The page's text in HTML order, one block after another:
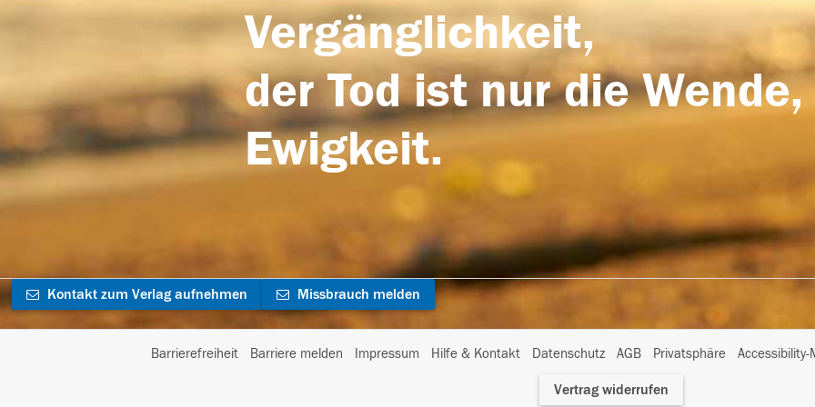
Vergänglichkeit,
der Tod ist nur die
Ewigkeit.
Kontakt zum Verlag aufnehmen Missbrauch melden
Barrierefreiheit Barriere melden Impressum Hilfe & Kontakt Datenschutz AGB Privatsphäre
I
Vertrag widerrufen